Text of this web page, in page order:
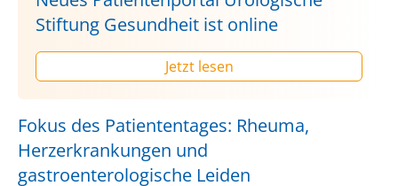
Stiftung Gesundheit ist online
Jetzt lesen
Fokus des Patiententages: Rheuma,
Herzerkrankungen und
gastroenterologische Leiden